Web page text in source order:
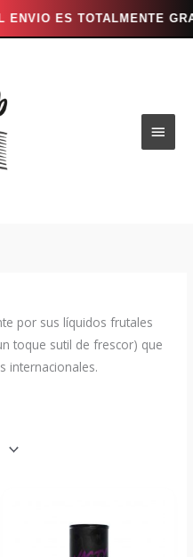
GRATIS *** ---
por sus líquidos frutales
toque sutil de frescor) que
internacionales.